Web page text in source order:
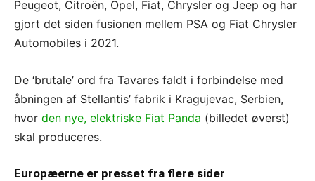
Peugeot, Citroën, Opel, Fiat, Chrysler og Jeep og har
gjort det siden fusionen mellem PSA og Fiat Chrysler
Automobiles i 2021.
De ‘brutale’ ord fra Tavares faldt i forbindelse med
åbningen af Stellantis’ fabrik i Kragujevac, Serbien,
hvor den nye, elektriske Fiat Panda (billedet øverst)
skal produceres.
Europæerne er presset fra flere sider